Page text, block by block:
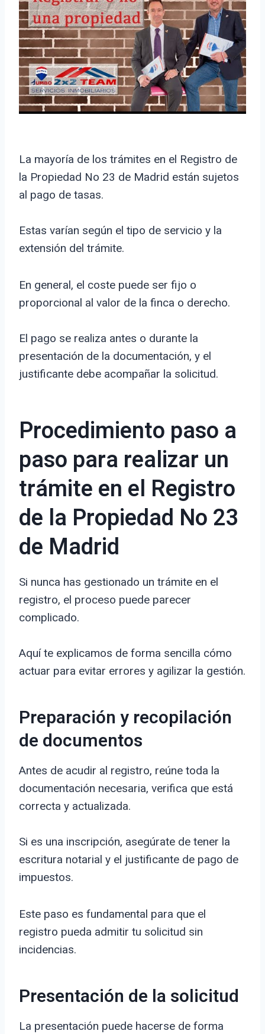
La mayoría de los trámites en el Registro de
la Propiedad No 23 de Madrid están sujetos
al pago de tasas.
Estas varían según el tipo de servicio y la
extensión del trámite.
En general, el coste puede ser fijo o
proporcional al valor de la finca o derecho.
El pago se realiza antes o durante la
presentación de la documentación, y el
justificante debe acompañar la solicitud.
Procedimiento paso a
paso para realizar un
trámite en el Registro
de la Propiedad No 23
de Madrid
Si nunca has gestionado un trámite en el
registro, el proceso puede parecer
complicado.
Aquí te explicamos de forma sencilla cómo
actuar para evitar errores y agilizar la gestión.
Preparación y recopilación
de documentos
Antes de acudir al registro, reúne toda la
documentación necesaria, verifica que está
correcta y actualizada.
Si es una inscripción, asegúrate de tener la
escritura notarial y el justificante de pago de
impuestos.
Este paso es fundamental para que el
registro pueda admitir tu solicitud sin
incidencias.
Presentación de la solicitud
La presentación puede hacerse de forma